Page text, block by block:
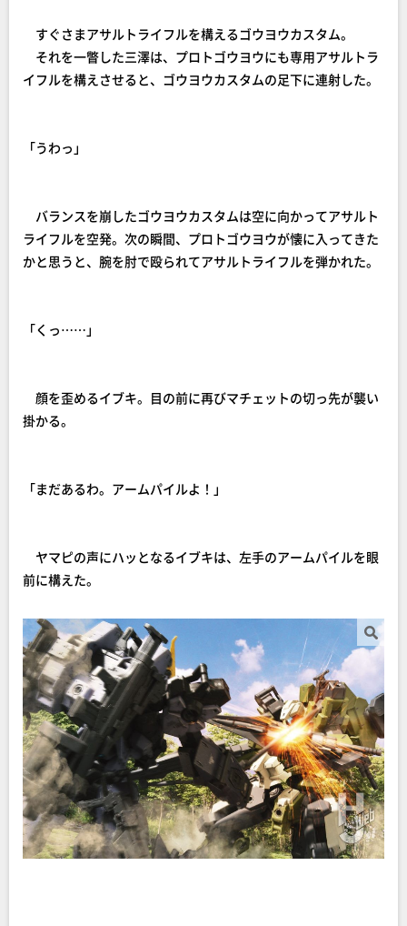
すぐさまアサルトライフルを構えるゴウヨウカスタム。
それを一瞥した三澤は、プロトゴウヨウにも専用アサルトラ
イフルを構えさせると、ゴウヨウカスタムの足下に連射した。
「うわっ」
バランスを崩したゴウヨウカスタムは空に向かってアサルト
ライフルを空発。次の瞬間、プロトゴウヨウが懐に入ってきた
かと思うと、腕を肘で殴られてアサルトライフルを弾かれた。
「くっ……」
顔を歪めるイブキ。目の前に再びマチェットの切っ先が襲い
掛かる。
「まだあるわ。アームパイルよ！」
ヤマピの声にハッとなるイブキは、左手のアームパイルを眼
前に構えた。